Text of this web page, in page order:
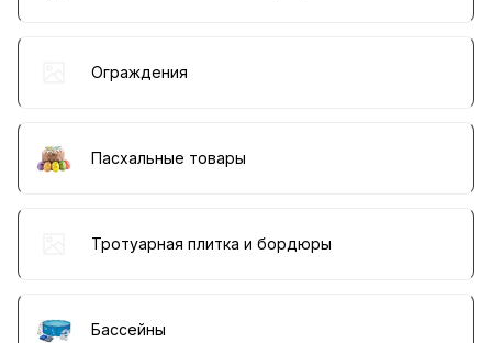
Ограждения
Пасхальные товары
Тротуарная плитка и бордюры
Бассейны